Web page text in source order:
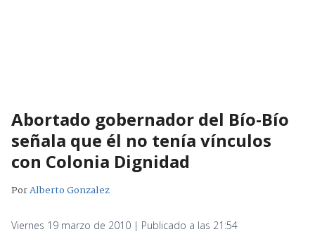
Abortado gobernador del Bío-Bío
señala que él no tenía vínculos
con Colonia Dignidad
PorAlberto Gonzalez
Viernes 19 marzo de 2010 | Publicado a las 21:54